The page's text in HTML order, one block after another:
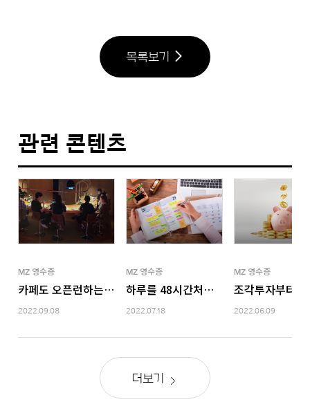
목록보기
관련 콘텐츠
MZ 영수증
카페도 오픈런하는 Z세대 근황
2022.09.08
MZ 영수증
하루를 48시간처럼 산다, ’갓생’ 사는 Z
2022.07.18
MZ 영수증
조각투자부터
2022.06.09
더보기